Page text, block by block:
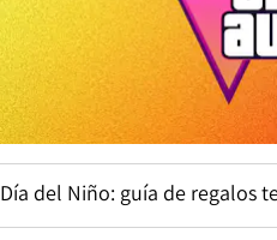
Día del Niño: guía de regalos